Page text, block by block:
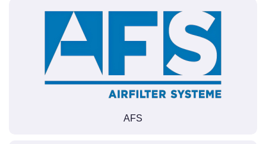
AFS